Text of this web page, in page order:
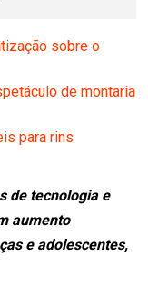
sobre o
de montaria
para rins
de tecnologia e
aumento
e adolescentes,